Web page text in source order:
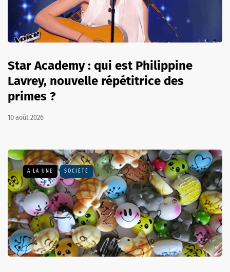
Star Academy : qui est Philippine
Lavrey, nouvelle répétitrice des
primes ?
10 août 2026
A LA UNE SOCIÉTÉ